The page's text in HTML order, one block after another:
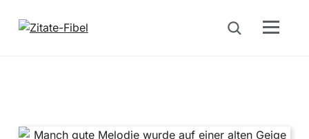
Suche öffnenMenu